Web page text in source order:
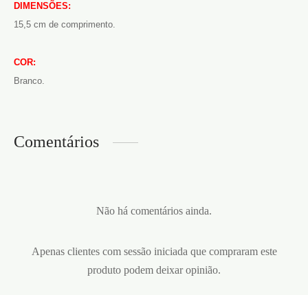
DIMENSÕES:
15,5 cm de comprimento.
COR:
Branco.
Comentários
Não há comentários ainda.
Apenas clientes com sessão iniciada que compraram este
produto podem deixar opinião.